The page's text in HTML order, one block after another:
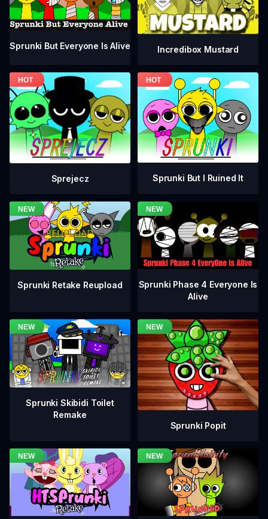
Sprunki But Everyone Is Alive Incredibox Mustard
Sprejecz Sprunki But I Ruined It
Sprunki Retake Reupload
Sprunki Phase 4 Everyone Is
Alive
Sprunki Skibidi Toilet
Remake
Sprunki Popit